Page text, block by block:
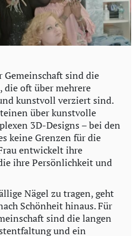
Gemeinschaft sind die
die oft über mehrere
kunstvoll verziert sind.
über kunstvolle
3D-Designs – bei den
keine Grenzen für die
entwickelt ihre
ihre Persönlichkeit und
Nägel zu tragen, geht
Schönheit hinaus. Für
sind die langen
und ein